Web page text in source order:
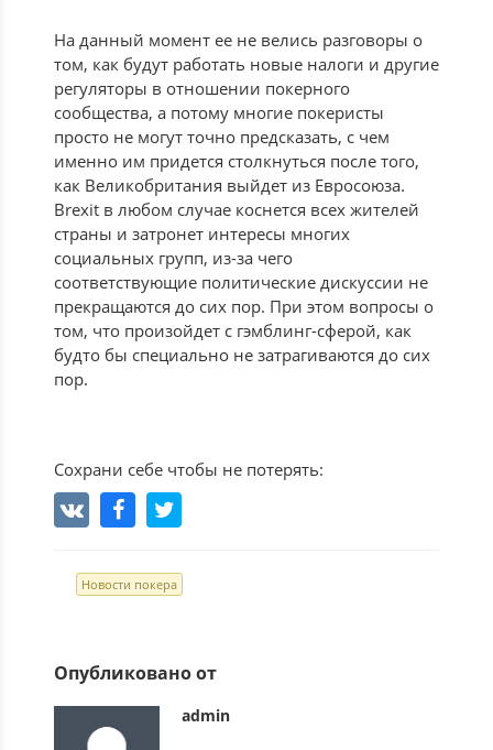
На данный момент ее не велись разговоры о
том, как будут работать новые налоги и другие
регуляторы в отношении покерного
сообщества, а потому многие покеристы
просто не могут точно предсказать, с чем
именно им придется столкнуться после того,
как Великобритания выйдет из Евросоюза.
Brexit в любом случае коснется всех жителей
страны и затронет интересы многих
социальных групп, из-за чего
соответствующие политические дискуссии не
прекращаются до сих пор. При этом вопросы о
том, что произойдет с гэмблинг-сферой, как
будто бы специально не затрагиваются до сих
пор.
Сохрани себе чтобы не потерять:
Новости покера
Опубликовано от
admin